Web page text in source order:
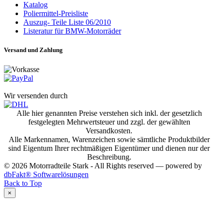
Katalog
Poliermittel-Preisliste
Auszug- Teile Liste 06/2010
Listeratur für BMW-Motorräder
Versand und Zahlung
Wir versenden durch
Alle hier genannten Preise verstehen sich inkl. der gesetzlich
festgelegten Mehrwertsteuer und zzgl. der gewählten
Versandkosten.
Alle Markennamen, Warenzeichen sowie sämtliche Produktbilder
sind Eigentum Ihrer rechtmäßigen Eigentümer und dienen nur der
Beschreibung.
© 2026 Motorradteile Stark - All Rights reserved — powered by
dbFakt® Softwarelösungen
Back to Top
×